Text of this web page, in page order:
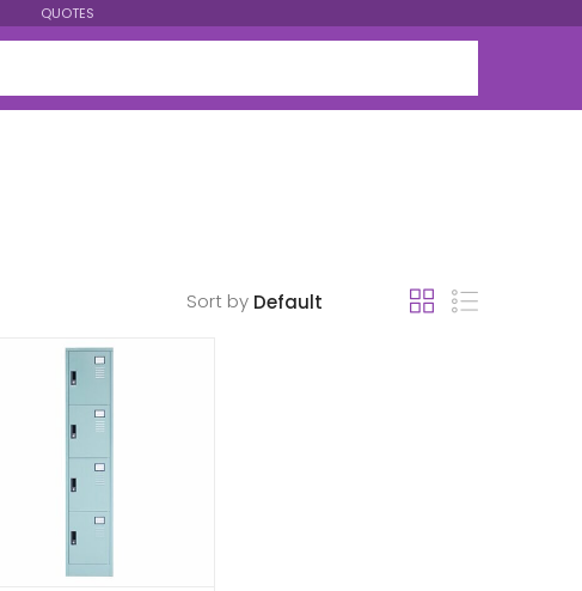
QUOTES
Sort by